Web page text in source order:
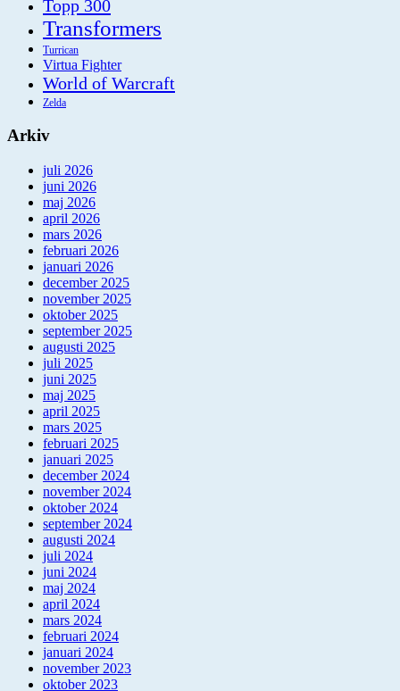
Topp 300
Transformers
Turrican
Virtua Fighter
World of Warcraft
Zelda
Arkiv
juli 2026
juni 2026
maj 2026
april 2026
mars 2026
februari 2026
januari 2026
december 2025
november 2025
oktober 2025
september 2025
augusti 2025
juli 2025
juni 2025
maj 2025
april 2025
mars 2025
februari 2025
januari 2025
december 2024
november 2024
oktober 2024
september 2024
augusti 2024
juli 2024
juni 2024
maj 2024
april 2024
mars 2024
februari 2024
januari 2024
november 2023
oktober 2023